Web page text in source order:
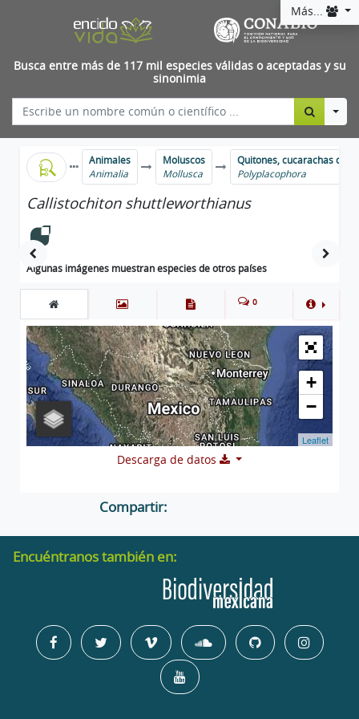
Más...
Busca entre más de 117 mil especies válidas o aceptadas y su
sinonimia
Animales
Animalia
Moluscos
Mollusca
Quitones, cucarachas de
Polyplacophora
Callistochiton shuttleworthianus
Algunas imágenes muestran especies de otros países
0
+
−
Leaflet
Descarga de datos
Compartir:
Encuéntranos también en: